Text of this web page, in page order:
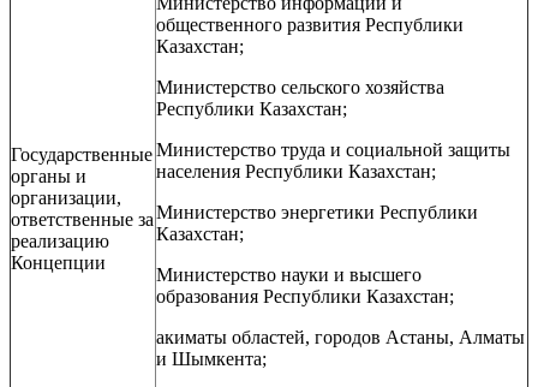
Государственные
органы и
организации,
ответственные за
реализацию
Концепции
общественного развития Республики
Казахстан;
Министерство сельского хозяйства
Республики Казахстан;
Министерство труда и социальной защиты
населения Республики Казахстан;
Министерство энергетики Республики
Казахстан;
Министерство науки и высшего
образования Республики Казахстан;
акиматы областей, городов Астаны, Алматы
и Шымкента;